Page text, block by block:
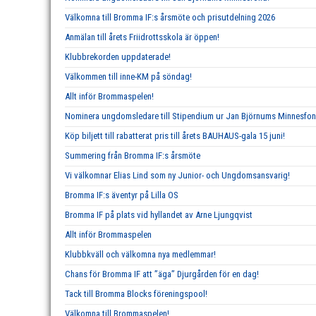
Välkomna till Bromma IF:s årsmöte och prisutdelning 2026
Anmälan till årets Friidrottsskola är öppen!
Klubbrekorden uppdaterade!
Välkommen till inne-KM på söndag!
Allt inför Brommaspelen!
Nominera ungdomsledare till Stipendium ur Jan Björnums
Köp biljett till rabatterat pris till årets BAUHAUS-gala 15 juni!
Summering från Bromma IF:s årsmöte
Vi välkomnar Elias Lind som ny Junior- och Ungdomsansvarig!
Bromma IF:s äventyr på Lilla OS
Bromma IF på plats vid hyllandet av Arne Ljungqvist
Allt inför Brommaspelen
Klubbkväll och välkomna nya medlemmar!
Chans för Bromma IF att ”äga” Djurgården för en dag!
Tack till Bromma Blocks föreningspool!
Välkomna till Brommaspelen!